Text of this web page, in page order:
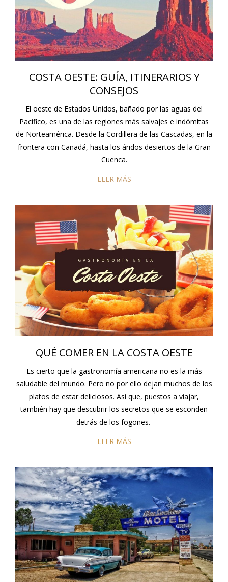
COSTA OESTE: GUÍA, ITINERARIOS Y
CONSEJOS
El oeste de Estados Unidos, bañado por las aguas del
Pacífico, es una de las regiones más salvajes e indómitas
de Norteamérica. Desde la Cordillera de las Cascadas, en la
frontera con Canadá, hasta los áridos desiertos de la Gran
Cuenca.
LEER MÁS
QUÉ COMER EN LA COSTA OESTE
Es cierto que la gastronomía americana no es la más
saludable del mundo. Pero no por ello dejan muchos de los
platos de estar deliciosos. Así que, puestos a viajar,
también hay que descubrir los secretos que se esconden
detrás de los fogones.
LEER MÁS